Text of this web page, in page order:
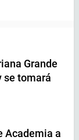
Grande
se tomará
Academia a